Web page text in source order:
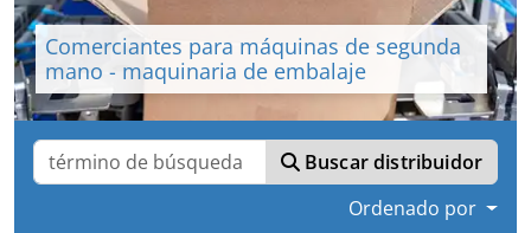
Comerciantes para máquinas de segunda
mano - maquinaria de embalaje
Buscar distribuidor
Ordenado por